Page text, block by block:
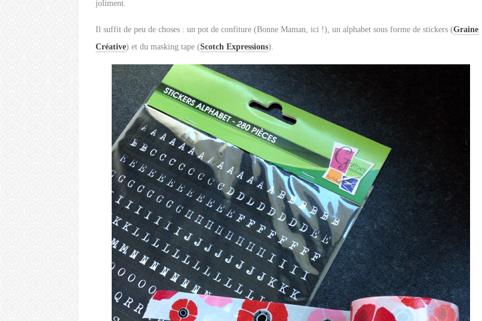
joliment.
Il suffit de peu de choses : un pot de confiture (Bonne Maman, ici !), un alphabet sous forme de stickers (Graine
Créative) et du masking tape (Scotch Expressions).